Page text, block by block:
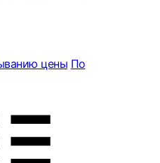
цены По